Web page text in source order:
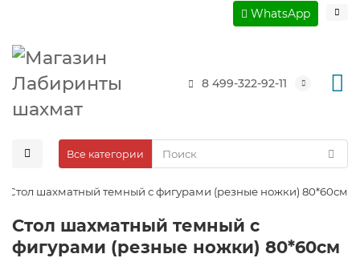
WhatsApp
8 499-322-92-11
Все категории
Стол шахматный темный с фигурами (резные ножки) 80*60см
Стол шахматный темный с
фигурами (резные ножки) 80*60см